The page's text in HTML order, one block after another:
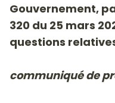
Gouvernement,
320 du 25 mars
questions
communiqué de